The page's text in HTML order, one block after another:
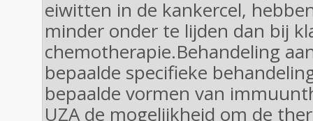
eiwitten in de kankercel,
minder onder te lijden dan bij
chemotherapie.Behandeling
bepaalde specifieke
bepaalde vormen van
UZA de mogelijkheid om de